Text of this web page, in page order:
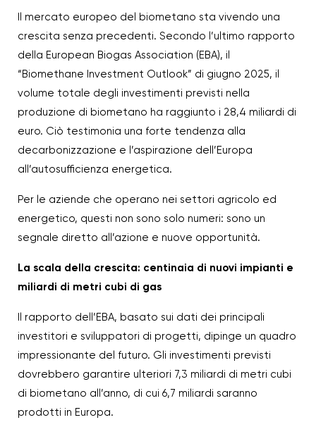
Il mercato europeo del biometano sta vivendo una
crescita senza precedenti. Secondo l’ultimo rapporto
della European Biogas Association (EBA), il
“Biomethane Investment Outlook” di giugno 2025, il
volume totale degli investimenti previsti nella
produzione di biometano ha raggiunto i 28,4 miliardi di
euro. Ciò testimonia una forte tendenza alla
decarbonizzazione e l’aspirazione dell’Europa
all’autosufficienza energetica.
Per le aziende che operano nei settori agricolo ed
energetico, questi non sono solo numeri: sono un
segnale diretto all’azione e nuove opportunità.
La scala della crescita: centinaia di nuovi impianti e
miliardi di metri cubi di gas
Il rapporto dell’EBA, basato sui dati dei principali
investitori e sviluppatori di progetti, dipinge un quadro
impressionante del futuro. Gli investimenti previsti
dovrebbero garantire ulteriori 7,3 miliardi di metri cubi
di biometano all’anno, di cui 6,7 miliardi saranno
prodotti in Europa.